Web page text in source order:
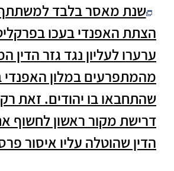
שנת מאסר בלבד למשתתף
הצתת האפנדי בעכו
ערערו לעליון נגד גזר
מהמתפרעים במלון
שהתחבאו בו יהודים. זאת
דרישת מקור ראשון לחשוף
הדין שהוטלה עליו איסור